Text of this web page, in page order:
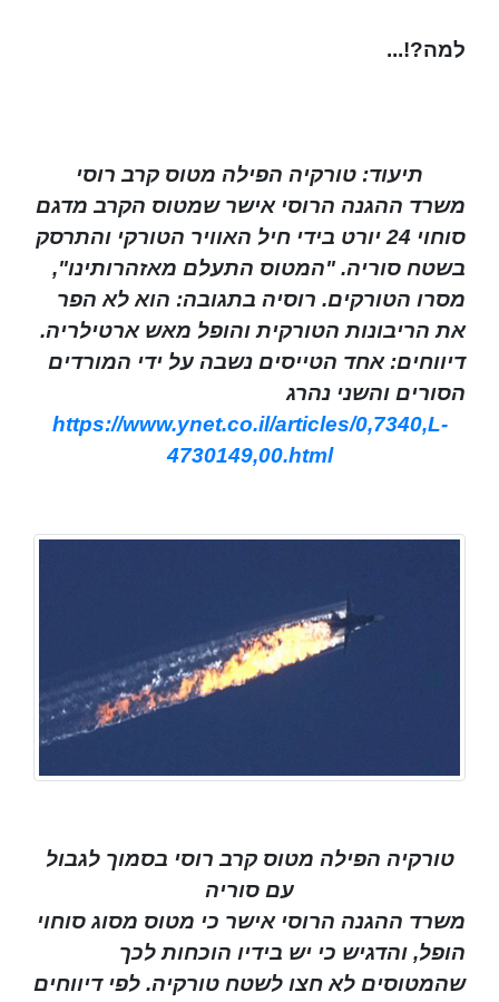
למה?!...
תיעוד: טורקיה הפילה מטוס קרב רוסי
משרד ההגנה הרוסי אישר שמטוס הקרב מדגם
סוחוי 24 יורט בידי חיל האוויר הטורקי והתרסק
בשטח סוריה. "המטוס התעלם מאזהרותינו",
מסרו הטורקים. רוסיה בתגובה: הוא לא הפר
את הריבונות הטורקית והופל מאש ארטילריה.
דיווחים: אחד הטייסים נשבה על ידי המורדים
הסורים והשני נהרג
https://www.ynet.co.il/articles/0,7340,L-
4730149,00.html
טורקיה הפילה מטוס קרב רוסי בסמוך לגבול
עם סוריה
משרד ההגנה הרוסי אישר כי מטוס מסוג סוחוי
הופל, והדגיש כי יש בידיו הוכחות לכך
שהמטוסים לא חצו לשטח טורקיה. לפי דיווחים